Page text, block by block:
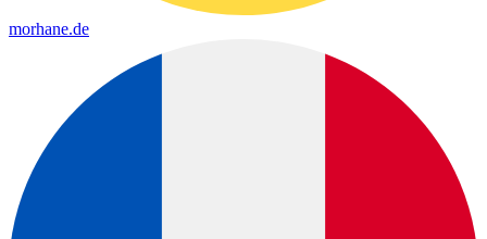
morhane.de